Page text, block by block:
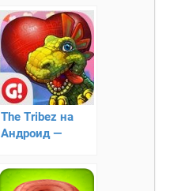
The Tribez на
Андроид —
стратегия про
туземцев